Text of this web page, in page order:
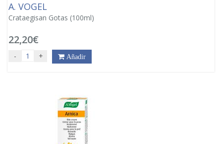
A. VOGEL
Crataegisan Gotas (100ml)
22,20€
- + Añadir